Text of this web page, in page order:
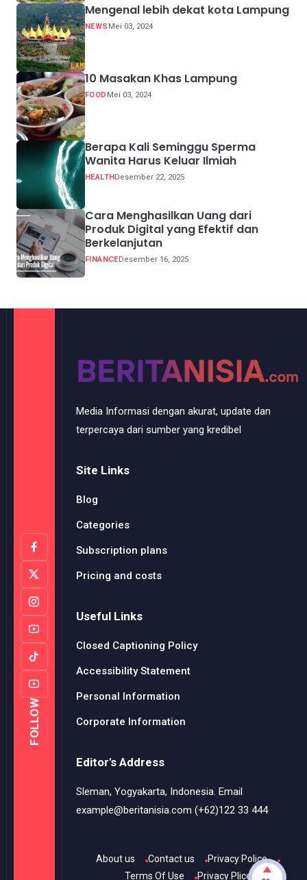
Mengenal lebih dekat kota Lampung
NEWS Mei 03, 2024
10 Masakan Khas Lampung
FOOD Mei 03, 2024
Berapa Kali Seminggu Sperma
Wanita Harus Keluar Ilmiah
HEALTH Desember 22, 2025
Cara Menghasilkan Uang dari
Produk Digital yang Efektif dan
Berkelanjutan
FINANCEDesember 16, 2025
FOLLOW
Media Informasi dengan akurat, update dan
terpercaya dari sumber yang kredibel
Site Links
Blog
Categories
Subscription plans
Pricing and costs
Useful Links
Closed Captioning Policy
Accessibility Statement
Personal Information
Corporate Information
Editor's Address
Sleman, Yogyakarta, Indonesia. Email
example@beritanisia.com (+62)122 33 444
About us Contact us
Privacy Police
Terms Of Use
Privacy Plice